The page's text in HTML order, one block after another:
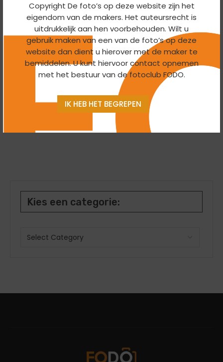
Copyright De foto’s op deze website zijn het
eigendom van de makers. Het auteursrecht is
uitdrukkelijk aan hen voorbehouden. Wilt u
gebruik maken van een van de foto’s op deze
website dan dient u hierover met de maker te
bemiddelen. U kunt hiervoor contact opnemen
met het bestuur van de fotoclub FODO.
IK HEB HET BEGREPEN
Clubavond maandag 13 maart: presentatie
Themagroepen Macro, Abstract, Natuur,
Portret en Avond
7 March 2017
Macro Macrofotografie is één van de makkelijkste
manieren om aan je onderwerp te komen. Eigenlijk kun
je voor …
Kies een categorie: